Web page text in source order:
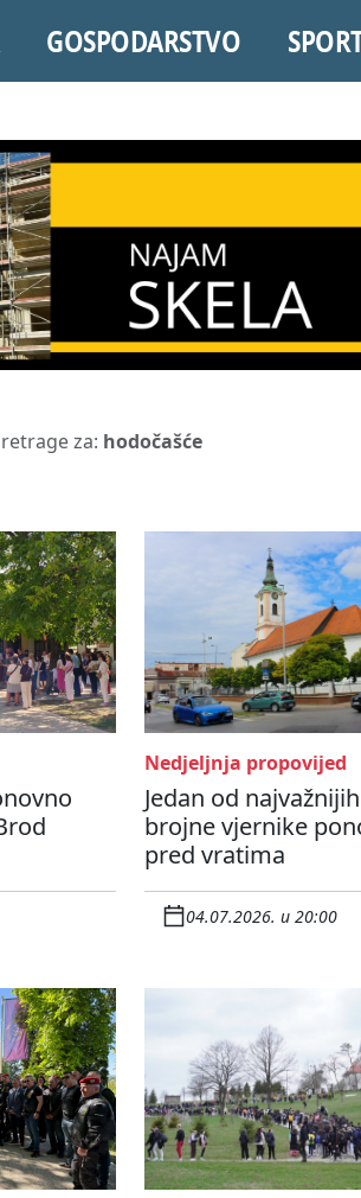
GOSPODARSTVO
za: hodočašće
Nedjeljnja propovijed
Jedan od
brojne vjernike
pred vratima
04.07.2026. u 20:00